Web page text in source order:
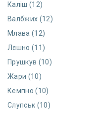
Каліш (12)
Валбжих (12)
Млава (12)
Лєшно (11)
Прушкув (10)
Жари (10)
Кемпно (10)
Слупськ (10)